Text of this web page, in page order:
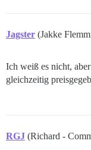
Jagster (Jakke
Ich weiß es nicht,
gleichzeitig
RGJ (Richard -